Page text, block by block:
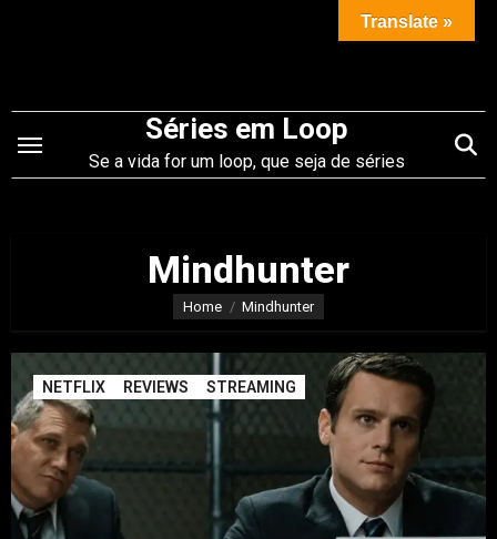
conteúdo
Séries em Loop
Se a vida for um loop, que seja de séries
Mindhunter
Home Mindhunter
NETFLIX REVIEWS STREAMING
Translate »